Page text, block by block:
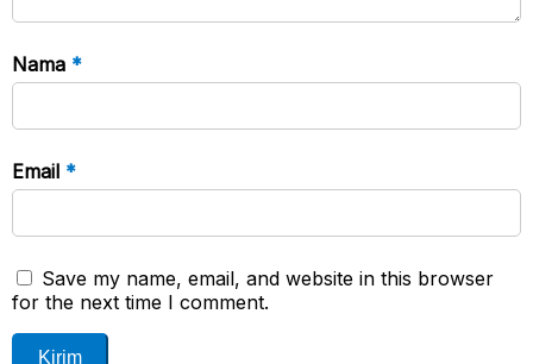
Nama *
Email *
Save my name, email, and website in this browser
for the next time I comment.